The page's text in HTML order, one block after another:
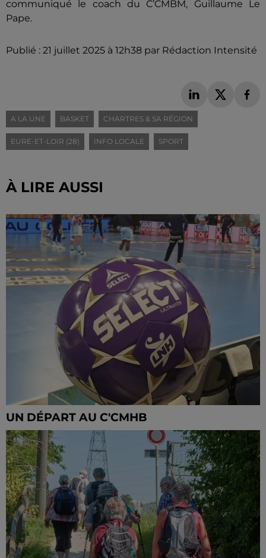
communiqué le coach du C’CMBM, Guillaume Le
Pape.
Publié : 21 juillet 2025 à 12h38 par Rédaction Intensité
A LA UNE BASKET CHARTRES & SA RÉGION
EURE-ET-LOIR (28) INFO LOCALE SPORT
À LIRE AUSSI
UN DÉPART AU C'CMHB